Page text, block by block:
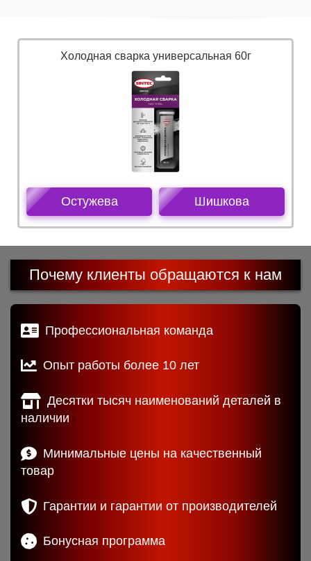
Холодная сварка универсальная 60г
Остужева Шишкова
Почему клиенты обращаются к нам
Профессиональная команда
Опыт работы более 10 лет
Десятки тысяч наименований деталей в
наличии
Минимальные цены на качественный
товар
Гарантии и гарантии от производителей
Бонусная программа